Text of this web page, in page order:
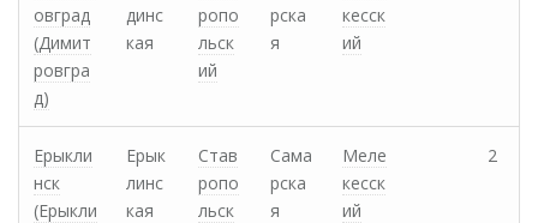
овград
(Димит
ровгра
д)
динс
кая
ропо
льск
ий
рска
я
кесск
ий
Ерыкли
нск
(Ерыкли
Ерык
линс
кая
Став
ропо
льск
Сама
рска
я
Меле
кесск
ий
2